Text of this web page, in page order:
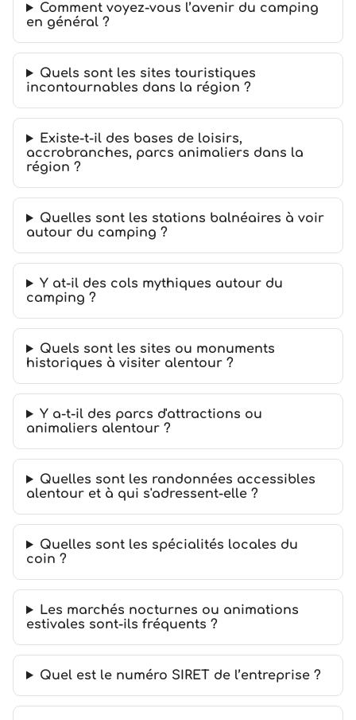
Comment voyez-vous l’avenir du camping
en général ?
Quels sont les sites touristiques
incontournables dans la région ?
Existe-t-il des bases de loisirs,
accrobranches, parcs animaliers dans la
région ?
Quelles sont les stations balnéaires à voir
autour du camping ?
Y at-il des cols mythiques autour du
camping ?
Quels sont les sites ou monuments
historiques à visiter alentour ?
Y a-t-il des parcs d'attractions ou
animaliers alentour ?
Quelles sont les randonnées accessibles
alentour et à qui s'adressent-elle ?
Quelles sont les spécialités locales du
coin ?
Les marchés nocturnes ou animations
estivales sont-ils fréquents ?
Quel est le numéro SIRET de l’entreprise ?